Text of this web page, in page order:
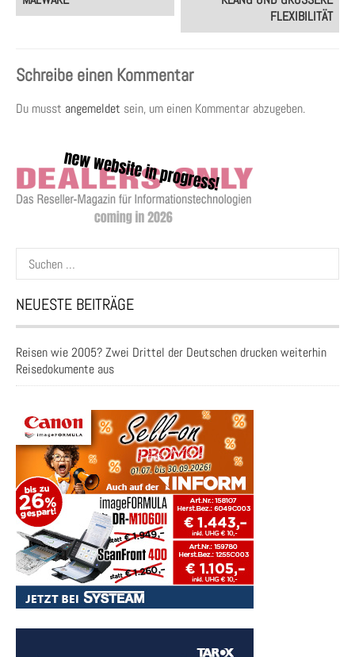
LEXIBILITÄT
Schreibe einen Kommentar
Du musst angemeldet sein, um einen Kommentar abzugeben.
Suchen
nach:
NEUESTE BEITRÄGE
Reisen wie 2005? Zwei Drittel der Deutschen drucken weiterhin
Reisedokumente aus